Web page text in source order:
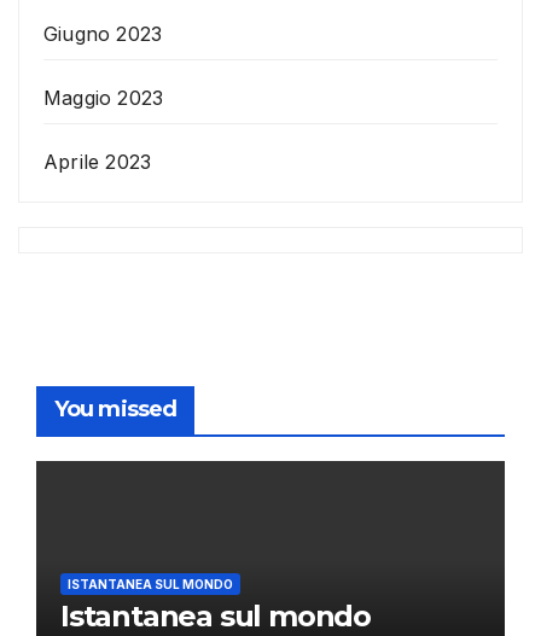
Giugno 2023
Maggio 2023
Aprile 2023
You missed
ISTANTANEA SUL MONDO
Istantanea sul mondo